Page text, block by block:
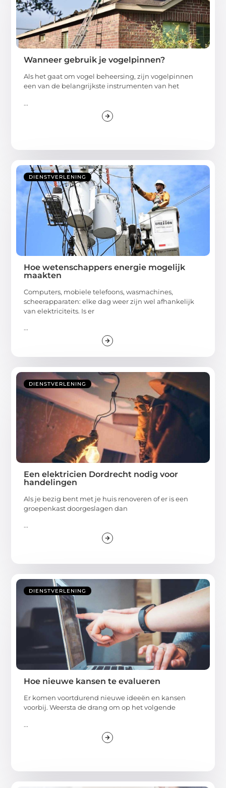
Wanneer gebruik je vogelpinnen?
Als het gaat om vogel beheersing, zijn vogelpinnen
een van de belangrijkste instrumenten van het
...
DIENSTVERLENING
Hoe wetenschappers energie mogelijk
maakten
Computers, mobiele telefoons, wasmachines,
scheerapparaten: elke dag weer zijn wel afhankelijk
van elektriciteits. Is er
...
DIENSTVERLENING
Een elektricien Dordrecht nodig voor
handelingen
Als je bezig bent met je huis renoveren of er is een
groepenkast doorgeslagen dan
...
DIENSTVERLENING
Hoe nieuwe kansen te evalueren
Er komen voortdurend nieuwe ideeën en kansen
voorbij. Weersta de drang om op het volgende
...